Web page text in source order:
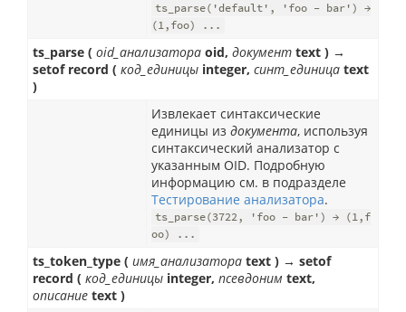
ts_parse('default', 'foo - bar') →
(1,foo) ...
ts_parse ( oid_анализатора oid, документ text ) →
setof record ( код_единицы integer, синт_единица text
)
Извлекает синтаксические
единицы из документа, используя
синтаксический анализатор с
указанным OID. Подробную
информацию см. в подразделе
Тестирование анализатора.
ts_parse(3722, 'foo - bar') → (1,f
oo) ...
ts_token_type ( имя_анализатора text ) → setof
record ( код_единицы integer, псевдоним text,
описание text )